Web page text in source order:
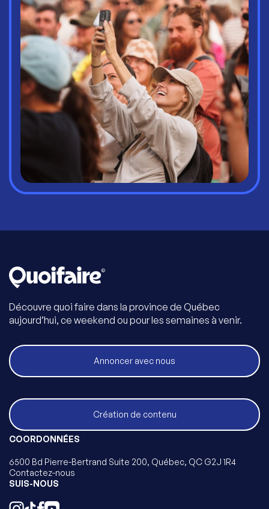
Découvre quoi faire dans la province de Québec
aujourd’hui, ce weekend ou pour les semaines à venir.
Annoncer avec nous
Création de contenu
COORDONNÉES
6500 Bd Pierre-Bertrand Suite 200, Québec, QC G2J 1R4
Contactez-nous
SUIS-NOUS